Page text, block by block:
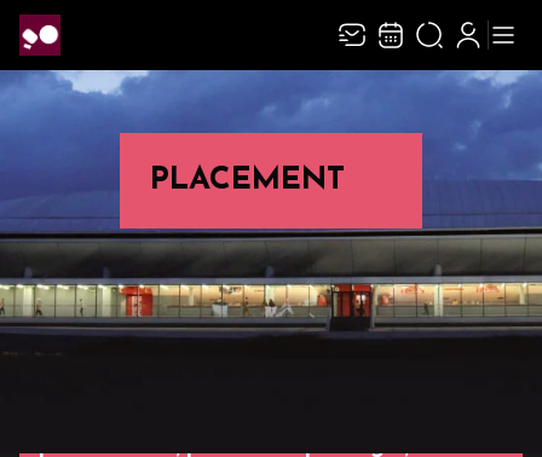
PLACEMENT
MY ANTARÈS